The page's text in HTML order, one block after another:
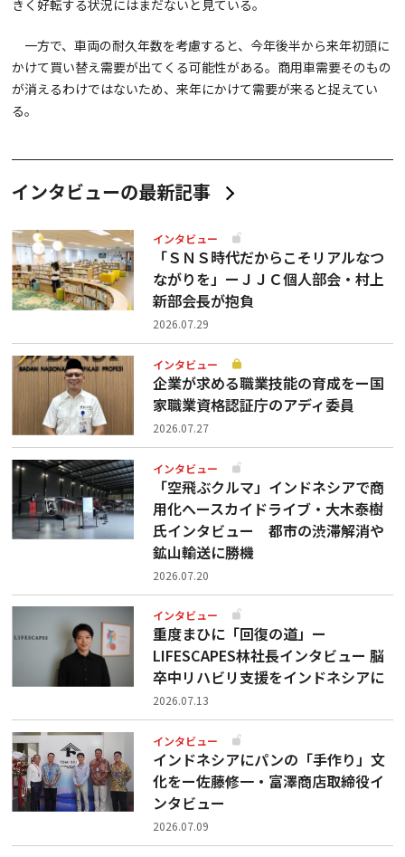
きく好転する状況にはまだないと見ている。
一方で、車両の耐久年数を考慮すると、今年後半から来年初頭に
かけて買い替え需要が出てくる可能性がある。商用車需要そのもの
が消えるわけではないため、来年にかけて需要が来ると捉えてい
る。
インタビューの最新記事
インタビュー
「ＳＮＳ時代だからこそリアルなつ
ながりを」ーＪＪＣ個人部会・村上
新部会長が抱負
2026.07.29
インタビュー
企業が求める職業技能の育成をー国
家職業資格認証庁のアディ委員
2026.07.27
インタビュー
「空飛ぶクルマ」インドネシアで商
用化へースカイドライブ・大木泰樹
氏インタビュー 都市の渋滞解消や
鉱山輸送に勝機
2026.07.20
インタビュー
重度まひに「回復の道」ー
LIFESCAPES林社長インタビュー 脳
卒中リハビリ支援をインドネシアに
2026.07.13
インタビュー
インドネシアにパンの「手作り」文
化をー佐藤修一・富澤商店取締役イ
ンタビュー
2026.07.09